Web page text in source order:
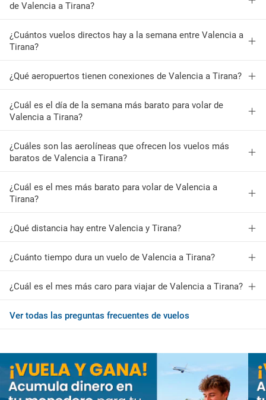
de Valencia a Tirana?
¿Cuántos vuelos directos hay a la semana entre Valencia a
Tirana?
¿Qué aeropuertos tienen conexiones de Valencia a Tirana?
¿Cuál es el día de la semana más barato para volar de
Valencia a Tirana?
¿Cuáles son las aerolíneas que ofrecen los vuelos más
baratos de Valencia a Tirana?
¿Cuál es el mes más barato para volar de Valencia a
Tirana?
¿Qué distancia hay entre Valencia y Tirana?
¿Cuánto tiempo dura un vuelo de Valencia a Tirana?
¿Cuál es el mes más caro para viajar de Valencia a Tirana?
Ver todas las preguntas frecuentes de vuelos